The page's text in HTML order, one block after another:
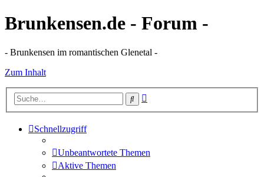
Brunkensen.de - Forum -
- Brunkensen im romantischen Glenetal -
Zum Inhalt
Suche
Schnellzugriff
Unbeantwortete Themen
Aktive Themen